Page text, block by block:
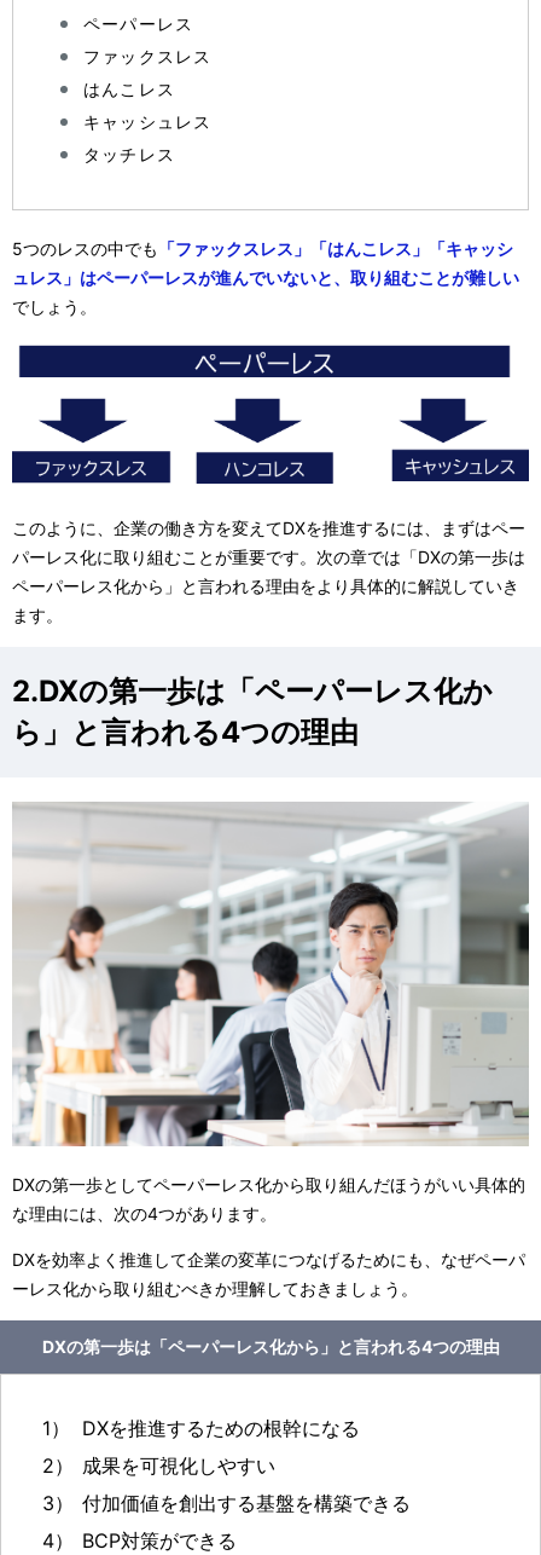
ペーパーレス
ファックスレス
はんこレス
キャッシュレス
タッチレス
5つのレスの中でも 「ファックスレス」「はんこレス」「キャッシ
ュレス」はペーパーレスが進んでいないと、取り組むことが難しい
でしょう。
このように、企業の働き方を変えてDXを推進するには、まずはペー
パーレス化に取り組むことが重要です。次の章では「DXの第一歩は
ペーパーレス化から」と言われる理由をより具体的に解説していき
ます。
2.DXの第一歩は「ペーパーレス化か
ら」と言われる4つの理由
DXの第一歩としてペーパーレス化から取り組んだほうがいい具体的
な理由には、次の4つがあります。
DXを効率よく推進して企業の変革につなげるためにも、なぜペーパ
ーレス化から取り組むべきか理解しておきましょう。
DXの第一歩は「ペーパーレス化から」と言われる4つの理由
1）
DXを推進するための根幹になる
2）
成果を可視化しやすい
3）
付加価値を創出する基盤を構築できる
4）
BCP対策ができる